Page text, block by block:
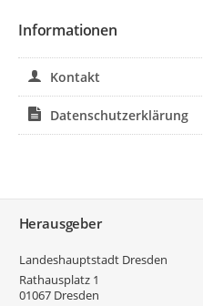
Informationen
Kontakt
Datenschutzerklärung
Herausgeber
Landeshauptstadt Dresden
Rathausplatz 1
01067 Dresden